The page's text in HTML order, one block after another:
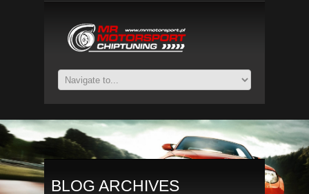
BLOG ARCHIVES